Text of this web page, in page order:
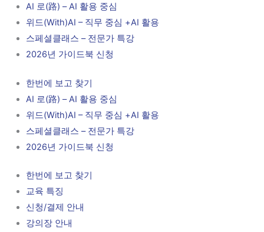
AI 로(路) – AI 활용 중심
위드(With)AI – 직무 중심 +AI 활용
스페셜클래스 – 전문가 특강
2026년 가이드북 신청
한번에 보고 찾기
AI 로(路) – AI 활용 중심
위드(With)AI – 직무 중심 +AI 활용
스페셜클래스 – 전문가 특강
2026년 가이드북 신청
한번에 보고 찾기
교육 특징
신청/결제 안내
강의장 안내